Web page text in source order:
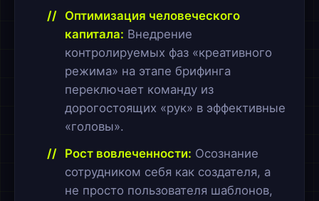
Оптимизация человеческого
капитала: Внедрение
контролируемых фаз «креативного
режима» на этапе брифинга
переключает команду из
дорогостоящих «рук» в эффективные
«головы».
Рост вовлеченности: Осознание
сотрудником себя как создателя, а
не просто пользователя шаблонов,